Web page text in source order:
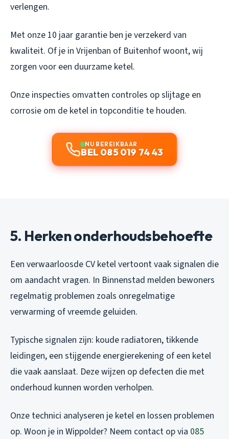
verlengen.
Met onze 10 jaar garantie ben je verzekerd van
kwaliteit. Of je in Vrijenban of Buitenhof woont, wij
zorgen voor een duurzame ketel.
Onze inspecties omvatten controles op slijtage en
corrosie om de ketel in topconditie te houden.
NU BEREIKBAAR
BEL 085 019 74 43
5. Herken onderhoudsbehoefte
Een verwaarloosde CV ketel vertoont vaak signalen die
om aandacht vragen. In Binnenstad melden bewoners
regelmatig problemen zoals onregelmatige
verwarming of vreemde geluiden.
Typische signalen zijn: koude radiatoren, tikkende
leidingen, een stijgende energierekening of een ketel
die vaak aanslaat. Deze wijzen op defecten die met
onderhoud kunnen worden verholpen.
Onze technici analyseren je ketel en lossen problemen
op. Woon je in Wippolder? Neem contact op via 085